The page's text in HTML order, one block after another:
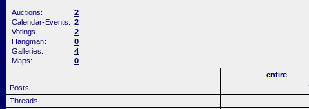
Auctions:
2
Calendar-Events: 2
Votings:
2
Hangman:
0
Galleries:
4
Maps:
0
entire
Posts
Threads